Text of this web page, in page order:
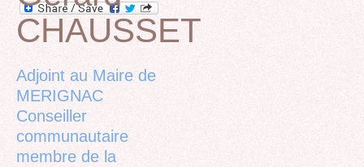
Back
to
top
CHAUSSET
Adjoint au Maire de
MERIGNAC
Conseiller
communautaire
membre de la